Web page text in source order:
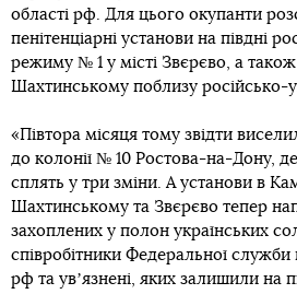
області рф. Для цього окупанти
пенітенціарні установи на півдні
режиму № 1 у місті Звєрєво, а
Шахтинському поблизу російсько-
«Півтора місяця тому звідти
до колонії № 10 Ростова-на-Дону, де
сплять у три зміни. А установи в
Шахтинському та Звєрєво тепер
захоплених у полон українських
співробітники Федеральної
рф та увʼязнені, яких залишили на